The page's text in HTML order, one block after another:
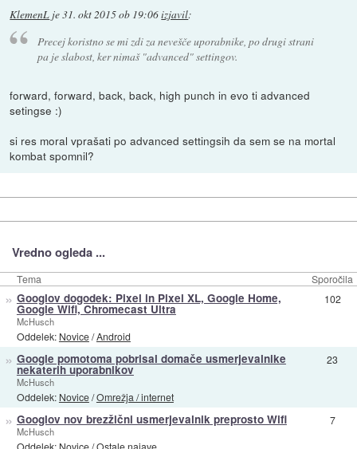
KlemenL je31. okt 2015 ob 19:06izjavil:
Precej koristno se mi zdi za nevešče uporabnike, po drugi strani
pa je slabost, ker nimaš "advanced" settingov.
forward, forward, back, back, high punch in evo ti advanced
setingse :)
si res moral vprašati po advanced settingsih da sem se na mortal
kombat spomnil?
Vredno ogleda ...
Tema Sporočila
» Googlov dogodek: Pixel in Pixel XL, Google Home,
Google Wifi, Chromecast Ultra
McHusch
Oddelek: Novice/Android
102
» Google pomotoma pobrisal domače usmerjevalnike
nekaterih uporabnikov
McHusch
Oddelek: Novice/Omrežja / internet
23
» Googlov nov brezžični usmerjevalnik preprosto Wifi
McHusch
7